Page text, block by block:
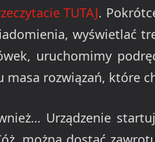
TUTAJ.
wyświetlać
uruchomimy
masa rozwiązań, które
Urządzenie